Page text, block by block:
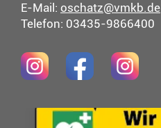
E-Mail: oschatz@vmkb.de
Telefon: 03435-9866400